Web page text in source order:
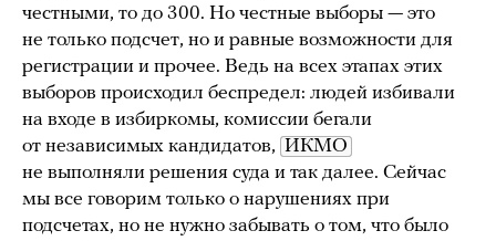
честными, то до 300. Но честные выборы — это
не только подсчет, но и равные возможности для
регистрации и прочее. Ведь на всех этапах этих
выборов происходил беспредел: людей избивали
на входе в избиркомы, комиссии бегали
от независимых кандидатов, ИКМО
не выполняли решения суда и так далее. Сейчас
мы все говорим только о нарушениях при
подсчетах, но не нужно забывать о том, что было